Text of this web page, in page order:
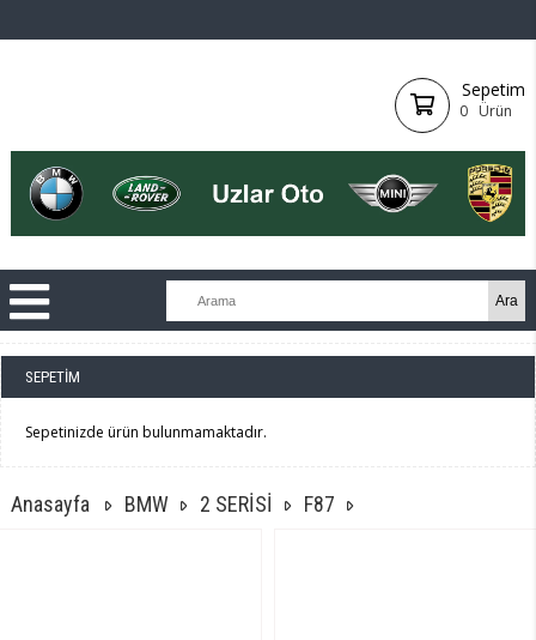
Sepetim
0 Ürün
SEPETIM
Sepetinizde ürün bulunmamaktadır.
Anasayfa BMW 2 SERİSİ F87